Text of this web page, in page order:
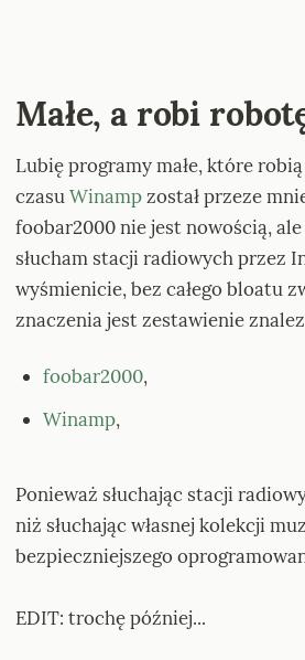
Małe, a robi
Lubię programy małe, które
czasu Winamp został przeze
foobar2000 nie jest nowością,
słucham stacji radiowych przez
wyśmienicie, bez całego bloatu
znaczenia jest zestawienie
foobar2000,
Winamp,
Ponieważ słuchając stacji
niż słuchając własnej kolekcji
bezpieczniejszego
EDIT: trochę później...